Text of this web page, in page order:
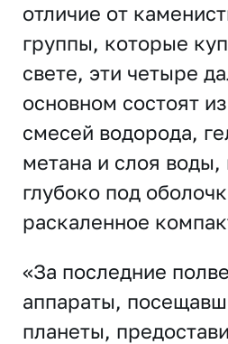
отличие от
группы, которые
свете, эти четыре
основном состоят
смесей водорода,
метана и слоя воды,
глубоко под
раскаленное
«За последние
аппараты,
планеты,